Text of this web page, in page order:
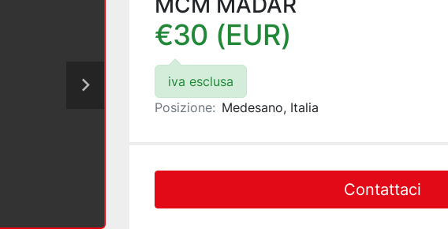
€30 (EUR)
iva esclusa
Posizione: Medesano, Italia
Contattaci